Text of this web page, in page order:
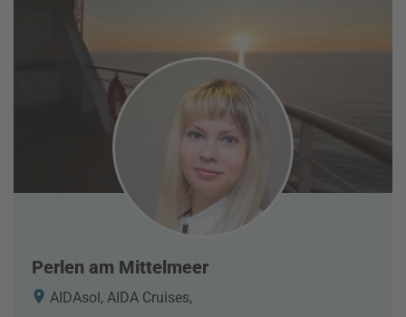
Perlen am Mittelmeer
AIDAsol, AIDA Cruises,